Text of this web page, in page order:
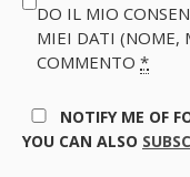
DO IL MIO
MIEI DATI (NOME,
COMMENTO *
NOTIFY ME OF
YOU CAN ALSO